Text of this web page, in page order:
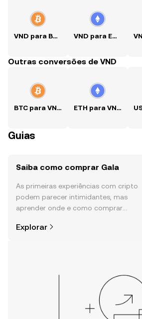
VND para BTC VND para ETH
Outras conversões de VND
BTC para VND ETH para VND
Guias
Saiba como comprar Gala
As primeiras experiências com cripto
podem parecer intimidantes, mas
aprender onde e como comprar
Começa a tua viagem na aplicação
Explorar